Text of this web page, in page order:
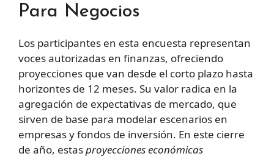
Para Negocios
Los participantes en esta encuesta representan
voces autorizadas en finanzas, ofreciendo
proyecciones que van desde el corto plazo hasta
horizontes de 12 meses. Su valor radica en la
agregación de expectativas de mercado, que
sirven de base para modelar escenarios en
empresas y fondos de inversión. En este cierre
de año, estasproyecciones económicas